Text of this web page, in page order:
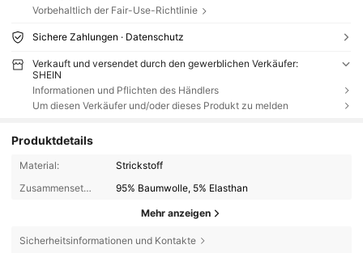
Vorbehaltlich der Fair-Use-Richtlinie
Sichere Zahlungen · Datenschutz
Verkauft und versendet durch den gewerblichen Verkäufer:
SHEIN
Informationen und Pflichten des Händlers
Um diesen Verkäufer und/oder dieses Produkt zu melden
Produktdetails
Material:
Strickstoff
Zusammensetzung:
95% Baumwolle, 5% Elasthan
Mehr anzeigen
Sicherheitsinformationen und Kontakte